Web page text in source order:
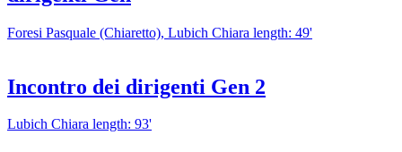
Foresi Pasquale (Chiaretto), Lubich Chiara length: 49'
Incontro dei dirigenti Gen 2
Lubich Chiara length: 93'